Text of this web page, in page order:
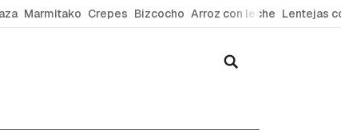
Marmitako Crepes Bizcocho Arroz con leche Lentejas